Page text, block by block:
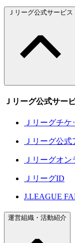
Ｊリーグ公式サービス
Ｊリーグ公式サー
Ｊリーグチケ
Ｊリーグ公式
Ｊリーグオ
ＪリーグID
J.LEAGUE
運営組織・活動紹介